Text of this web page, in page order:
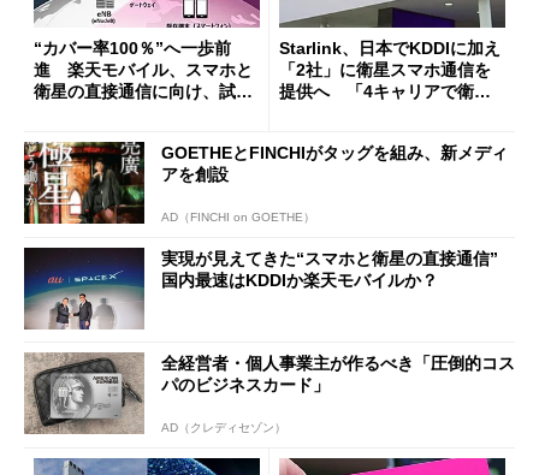
“カバー率100％”へ一歩前
進 楽天モバイル、スマホと
衛星の直接通信に向け、試験
Starlink、日本でKDDIに加え
「2社」に衛星スマホ通信を
提供へ 「4キャリアで衛
GOETHEとFINCHIがタッグを組み、新メディ
アを創設
AD（FINCHI on GOETHE）
実現が見えてきた“スマホと衛星の直接通信”
国内最速はKDDIか楽天モバイルか？
全経営者・個人事業主が作るべき「圧倒的コス
パのビジネスカード」
AD（クレディセゾン）